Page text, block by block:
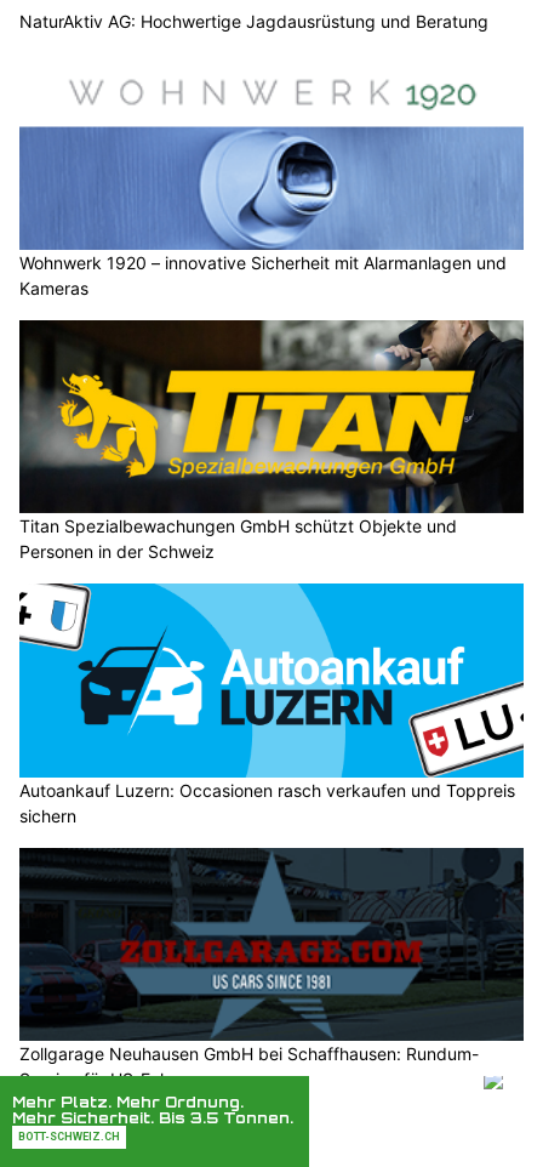
NaturAktiv AG: Hochwertige Jagdausrüstung und Beratung
Wohnwerk 1920 – innovative Sicherheit mit Alarmanlagen und
Kameras
Titan Spezialbewachungen GmbH schützt Objekte und
Personen in der Schweiz
Autoankauf Luzern: Occasionen rasch verkaufen und Toppreis
sichern
Zollgarage Neuhausen GmbH bei Schaffhausen: Rundum-
Service für US-Fahrzeuge